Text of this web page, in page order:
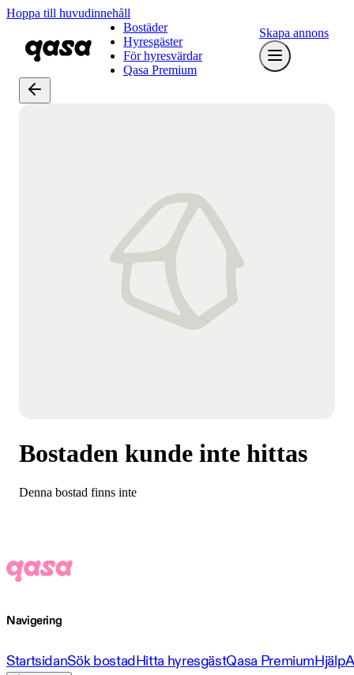
Hoppa till huvudinnehåll
Bostäder
Hyresgäster
För hyresvärdar
Qasa Premium
Skapa annons
Bostaden kunde inte hittas
Denna bostad finns inte
Navigering
StartsidanSök bostadHitta hyresgästQasa PremiumHjälp